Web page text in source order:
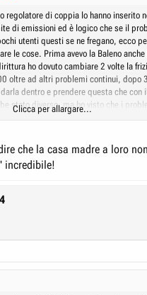
regolatore di coppia lo hanno inserito
di emissioni ed è logico che se il
utenti questi se ne fregano, ecco
le cose. Prima avevo la Baleno anche
ho dovuto cambiare 2 volte la
oltre ad altri problemi continui, dopo
dentro e prendere questa che con
stato diverso, ma ho visto che i
Mi sono ripromesso che non
ad altri è andata meglio
Clicca per allargare...
che la casa madre a loro
incredibile!